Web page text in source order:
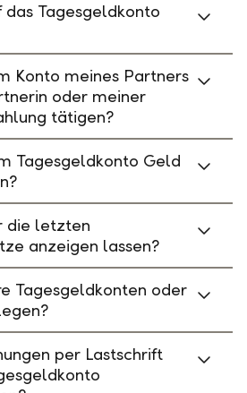
das Tagesgeldkonto
Konto meines Partners
oder meiner
tätigen?
Tagesgeldkonto Geld
die letzten
anzeigen lassen?
Tagesgeldkonten oder
per Lastschrift